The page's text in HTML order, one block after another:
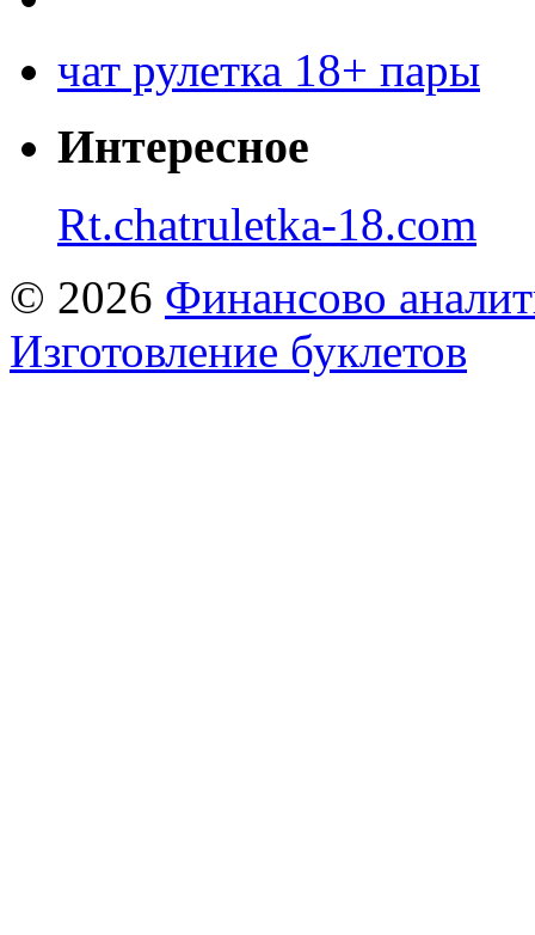
чат рулетка 18+ пары
Интересное
Rt.chatruletka-18.com
© 2026 Финансово
Изготовление буклетов